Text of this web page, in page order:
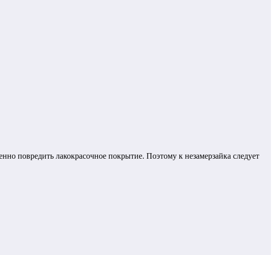
повредить лакокрасочное покрытие. Поэтому к незамерзайка следует